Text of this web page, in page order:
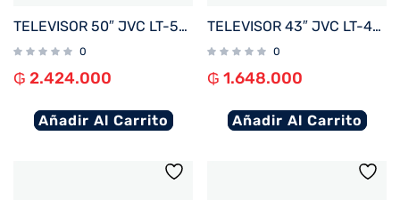
TELEVISOR 50″ JVC LT-50N7165U 4K UHD/HDR/ DIG/BLUETOOTH/3HDMI/2USB/RED/WHALE BORDE INFINIT
0
₲ 2.424.000
Añadir Al Carrito
TELEVISOR 43″ JVC LT-43N5165U FHD OPT/ DIG/ BLUETOOTH/ 3 HDMI/ 2 USB/ RED/ WHALE BORDE INF
0
₲ 1.648.000
Añadir Al Carrito